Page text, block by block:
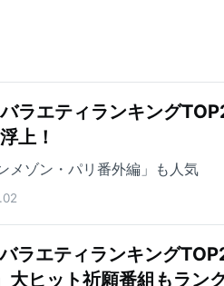
バラエティランキング
上！
メゾン・パリ番外編」も人気
バラエティランキング
大ヒット祈願番組もラン